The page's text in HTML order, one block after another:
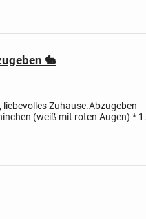
🐇
Zuhause.Abzugeben
(weiß mit roten Augen) * 1